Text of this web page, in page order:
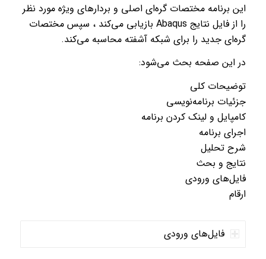
این برنامه مختصات گره‌ای اصلی و بردارهای ویژه مورد نظر
را از فایل نتایج Abaqus بازیابی می‌کند ، سپس مختصات
گره‌ای جدید را برای شبکه آشفته محاسبه می‌کند.
در این صفحه بحث می‌شود:
توضیحات کلی
جزئیات برنامه‌نویسی
کامپایل و لینک کردن برنامه
اجرای برنامه
شرح تحلیل
نتایج و بحث
فایل‌های ورودی
ارقام
فایل‌های ورودی